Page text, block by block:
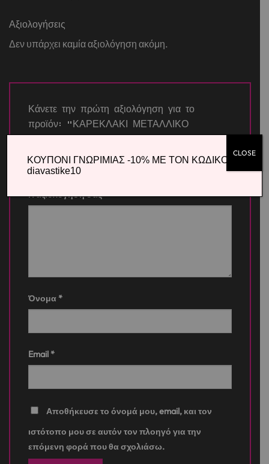
Αξιολογήσεις
Δεν υπάρχει καμία αξιολόγηση ακόμη.
Κάνετε την πρώτη αξιολόγηση για το
προϊόν: “ΚΑΡΕΚΛΑΚΙ ΜΕΤΑΛΛΙΚΟ
36Χ35Χ36ΕΚ STITCH GIRL”
Η βαθμολογία σας*
Η αξιολόγησή σας*
Όνομα *
Email *
Αποθήκευσε το όνομά μου, email, και τον
ιστότοπο μου σε αυτόν τον πλοηγό για την
επόμενη φορά που θα σχολιάσω.
ΚΟΥΠΟΝΙ ΓΝΩΡΙΜΙΑΣ -10% ΜΕ ΤΟΝ ΚΩΔΙΚΟ
diavastike10
CLOSE